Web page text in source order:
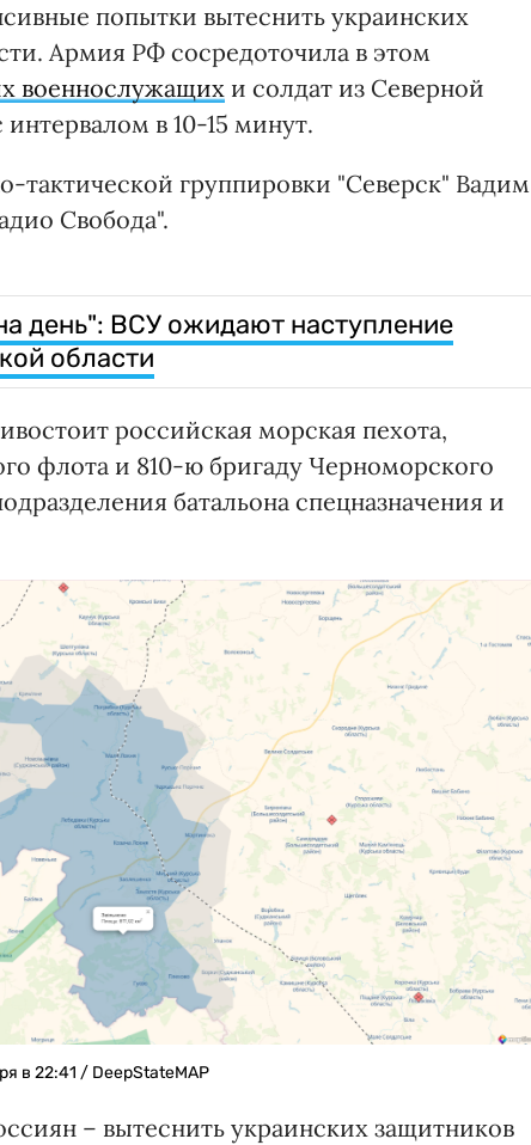
попытки вытеснить украинских
Армия РФ сосредоточила в этом
военнослужащих и солдат из Северной
в 10-15 минут.
тактической группировки "Северск" Вадим
Свобода".
день": ВСУ ожидают наступление
области
российская морская пехота,
флота и 810-ю бригаду Черноморского
батальона спецназначения и
в 22:41 / DeepStateMAP
– вытеснить украинских защитников